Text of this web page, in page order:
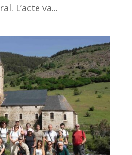
L’acte va...